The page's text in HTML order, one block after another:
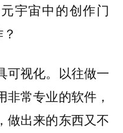
宇宙中的创作门
可视化。以往做一
常专业的软件，
做出来的东西又不